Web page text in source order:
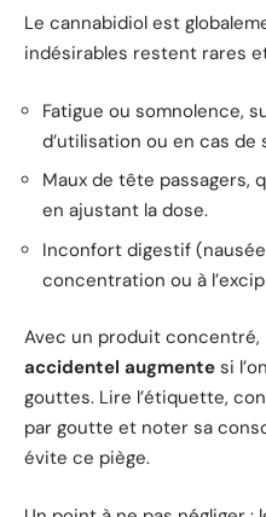
Le cannabidiol est
indésirables restent rares
Fatigue ou somnolence,
d’utilisation ou en cas de
Maux de tête passagers,
en ajustant la dose.
Inconfort digestif
concentration ou à
Avec un produit concentré,
accidentel augmente si
gouttes. Lire l’étiquette,
par goutte et noter sa
évite ce piège.